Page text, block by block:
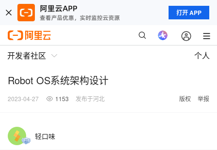
打开 APP
开发者社区 个人
Robot OS系统架构设计
2023-04-27 1153 发布于河北 版权 举报
轻口味